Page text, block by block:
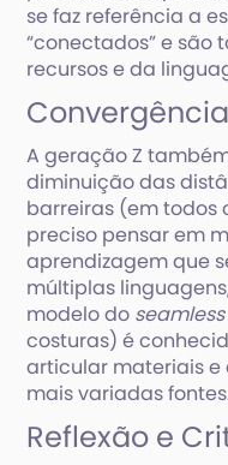
se faz referência a
“conectados” e são
recursos e da
Convergência
A geração Z
diminuição das
barreiras (em todos
preciso pensar em
aprendizagem que
múltiplas
modelo do
costuras) é
articular materiais e
mais variadas
Reflexão e